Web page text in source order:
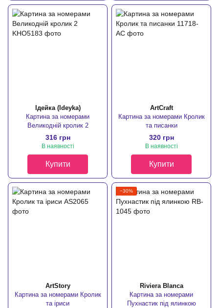
Ідейка (Ideyka)
Картина за номерами
Великодній кролик 2
316 грн
В наявності
Купити
ArtCraft
Картина за номерами Кролик
та писанки
320 грн
В наявності
Купити
ArtStory
Картина за номерами Кролик
та іриси
−30%
Riviera Blanca
Картина за номерами
Пухнастик під ялинкою